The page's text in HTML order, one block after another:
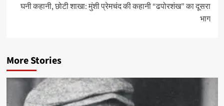
घनी कहानी, छोटी शाखा: मुंशी प्रेमचंद की कहानी “ढपोरशंख” का दूसरा
भाग
More Stories